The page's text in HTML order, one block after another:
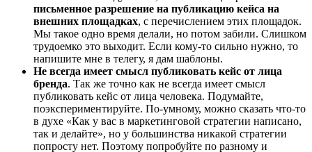
письменное разрешение на публикацию кейса на
внешних площадках, с перечислением этих площадок.
Мы такое одно время делали, но потом забили. Слишком
трудоемко это выходит. Если кому-то сильно нужно, то
напишите мне в телегу, я дам шаблоны.
Не всегда имеет смысл публиковать кейс от лица
бренда. Так же точно как не всегда имеет смысл
публиковать кейс от лица человека. Подумайте,
поэкспериментируйте. По-умному, можно сказать что-то
в духе «Как у вас в маркетинговой стратегии написано,
так и делайте», но у большинства никакой стратегии
попросту нет. Поэтому попробуйте по разному и